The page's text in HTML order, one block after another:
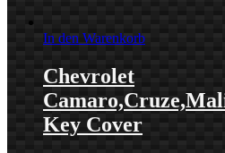
In den Warenkorb
Chevrolet
Key Cover